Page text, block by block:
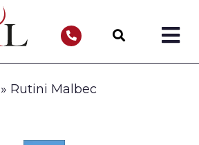
» Rutini Malbec